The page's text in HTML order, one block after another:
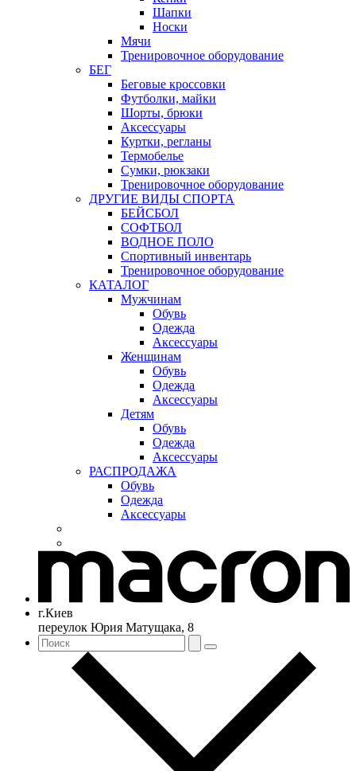
Шапки
Носки
Мячи
Тренировочное оборудование
БЕГ
Беговые кроссовки
Футболки, майки
Шорты, брюки
Аксессуары
Куртки, регланы
Термобелье
Сумки, рюкзаки
Тренировочное оборудование
ДРУГИЕ ВИДЫ СПОРТА
БЕЙСБОЛ
СОФТБОЛ
ВОДНОЕ ПОЛО
Спортивный инвентарь
Тренировочное оборудование
КАТАЛОГ
Мужчинам
Обувь
Одежда
Аксессуары
Женщинам
Обувь
Одежда
Аксессуары
Детям
Обувь
Одежда
Аксессуары
РАСПРОДАЖА
Обувь
Одежда
Аксессуары
г.Киев
переулок Юрия Матущака, 8